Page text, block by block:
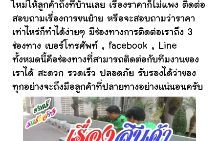
ใหม่ให้ลูกค้าถึงที่บ้านเลย เรื่องราคาก็ไม่แพง ติดต่อ
สอบถามเรื่องการขนย้าย หรือจะสอบถามว่าราคา
เท่าไหร่ก็ทำได้ง่ายๆ มีช่องทางการติดต่อเราถึง 3
ช่องทาง เบอร์โทรศัพท์ , facebook , Line
ทั้งหมดนี้คือช่องทางที่สามารถติดต่อกับทีมงานของ
เราได้ สะดวก รวดเร็ว ปลอดภัย รับรองได้ว่าของ
ทุกอย่างจะถึงมือลูกค้าที่ปลายทางอย่างแน่นอนครับ